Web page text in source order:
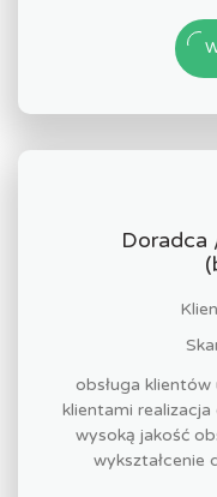
Doradca
obsługa
klientami
wysoką jakość
wykształcenie